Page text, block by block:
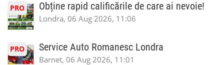
PRO Obține rapid calificările de care ai nevoie!
Londra, 06 Aug 2026, 11:06
PRO Service Auto Romanesc Londra
Barnet, 06 Aug 2026, 11:01